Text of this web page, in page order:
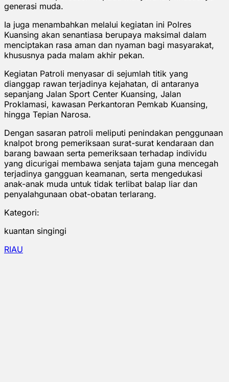
generasi muda.
Ia juga menambahkan melalui kegiatan ini Polres
Kuansing akan senantiasa berupaya maksimal dalam
menciptakan rasa aman dan nyaman bagi masyarakat,
khususnya pada malam akhir pekan.
Kegiatan Patroli menyasar di sejumlah titik yang
dianggap rawan terjadinya kejahatan, di antaranya
sepanjang Jalan Sport Center Kuansing, Jalan
Proklamasi, kawasan Perkantoran Pemkab Kuansing,
hingga Tepian Narosa.
Dengan sasaran patroli meliputi penindakan penggunaan
knalpot brong pemeriksaan surat-surat kendaraan dan
barang bawaan serta pemeriksaan terhadap individu
yang dicurigai membawa senjata tajam guna mencegah
terjadinya gangguan keamanan, serta mengedukasi
anak-anak muda untuk tidak terlibat balap liar dan
penyalahgunaan obat-obatan terlarang.
Kategori:
kuantan singingi
RIAU